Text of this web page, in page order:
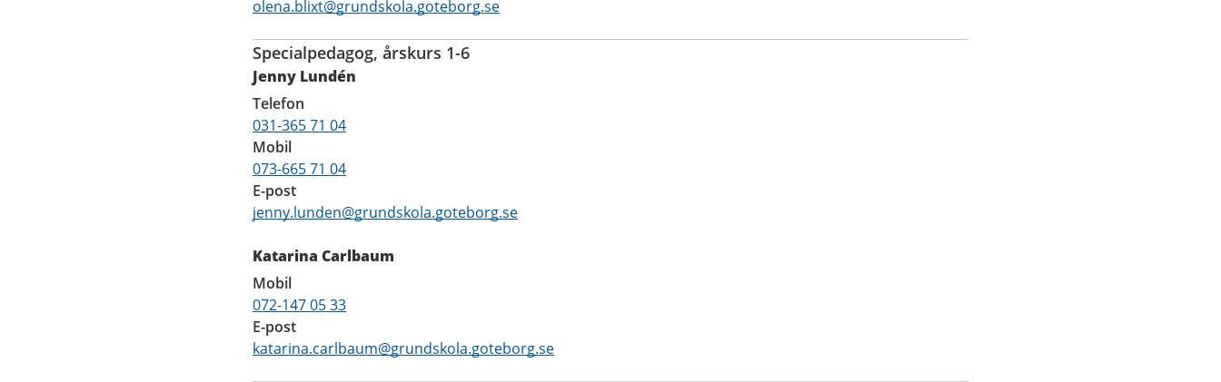
olena.blixt@grundskola.goteborg.se
Specialpedagog, årskurs 1-6
Jenny Lundén
Telefon
031-365 71 04
Mobil
073-665 71 04
E-post
jenny.lunden@grundskola.goteborg.se
Katarina Carlbaum
Mobil
072-147 05 33
E-post
katarina.carlbaum@grundskola.goteborg.se